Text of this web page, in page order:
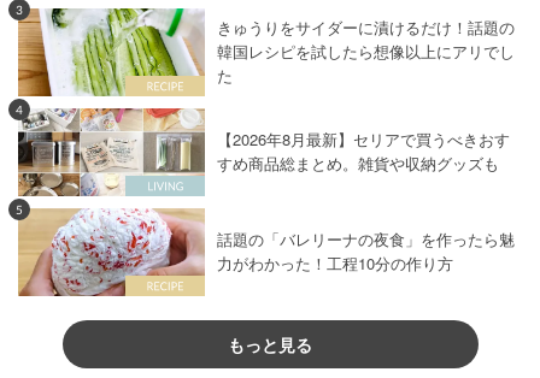
3
きゅうりをサイダーに漬けるだけ！話題の
韓国レシピを試したら想像以上にアリでし
た
4
【2026年8月最新】セリアで買うべきおす
すめ商品総まとめ。雑貨や収納グッズも
5
話題の「バレリーナの夜食」を作ったら魅
力がわかった！工程10分の作り方
もっと見る